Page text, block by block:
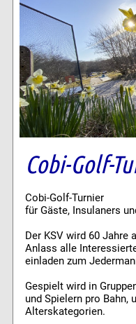
Cobi-Golf-
Cobi-Golf-Turnier
für Gäste, Insulaners
Der KSV wird 60 Jahre
Anlass alle
einladen zum
Gespielt wird in
und Spielern pro
Alterskategorien.